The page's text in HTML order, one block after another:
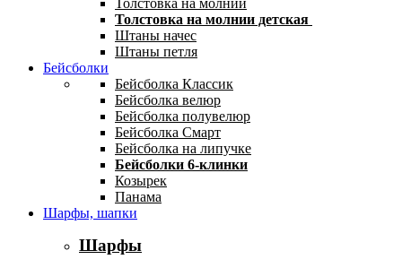
Толстовка на молнии детская
Штаны начес
Штаны петля
Бейсболки
Бейсболка Классик
Бейсболка велюр
Бейсболка полувелюр
Бейсболка Смарт
Бейсболка на липучке
Бейсболки 6-клинки
Козырек
Панама
Шарфы, шапки
Шарфы